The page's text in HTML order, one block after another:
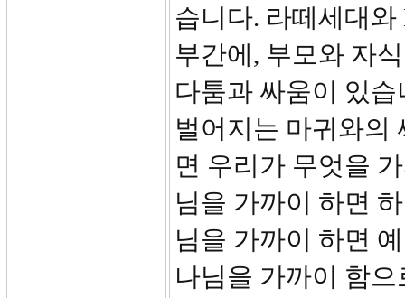
습니다. 라떼세대
부간에, 부모와 자
다툼과 싸움이 있
벌어지는 마귀와의
면 우리가 무엇을
님을 가까이 하면
님을 가까이 하면
나님을 가까이 함